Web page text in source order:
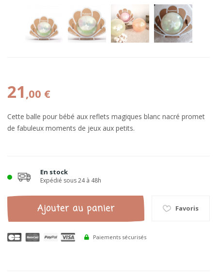
21,00 €
Cette balle pour bébé aux reflets magiques blanc nacré promet
de fabuleux moments de jeux aux petits.
En stock
Expédié sous 24 à 48h
Ajouter au panier Favoris
Paiements sécurisés